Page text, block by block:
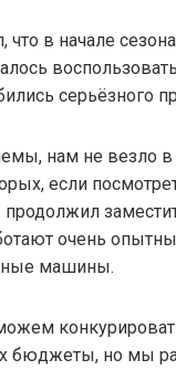
что в начале
серьёзного
нам не везло в
если
очень
машины.
бюджеты, но мы